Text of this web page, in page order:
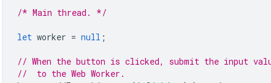
/* Main thread. */
let worker = null ;
// When the button is clicked, submit the input
//  to the Web Worker.